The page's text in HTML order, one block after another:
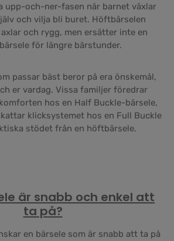
upp-och-ner-fasen när barnet växlar
och vilja bli buret. Höftbärselen
och rygg, men ersätter inte en
för längre bärstunder.
passar bäst beror på era önskemål,
er vardag. Vissa familjer föredrar
hos en Half Buckle-bärsele,
klicksystemet hos en Full Buckle
stödet från en höftbärsele.
är snabb och enkel att
ta på?
en bärsele som är snabb att ta på